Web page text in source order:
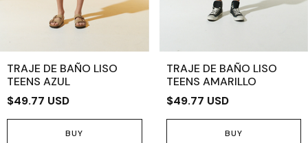
TRAJE DE BAÑO LISO
TEENS AZUL
$49.77 USD
BUY
TRAJE DE BAÑO LISO
TEENS AMARILLO
$49.77 USD
BUY